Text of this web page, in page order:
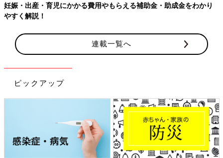
妊娠・出産・育児にかかる費用やもらえる補助金・助成金をわかり
やすく解説！
連載一覧へ
ピックアップ